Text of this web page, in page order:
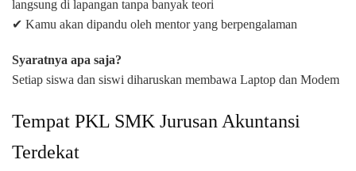
langsung di lapangan tanpa banyak teori
✔ Kamu akan dipandu oleh mentor yang berpengalaman
Syaratnya apa saja?
Setiap siswa dan siswi diharuskan membawa Laptop dan Modem
Tempat PKL SMK Jurusan Akuntansi
Terdekat